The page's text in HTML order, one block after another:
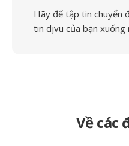
Hãy để tập tin chuyển
tin djvu của bạn xuống
Về các